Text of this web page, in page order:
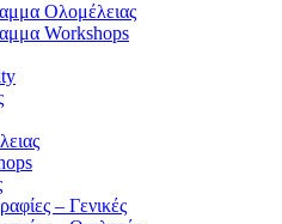
Ολομέλειας
Workshops
– Γενικές